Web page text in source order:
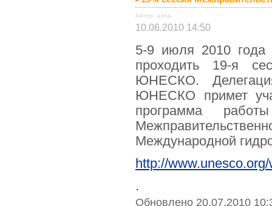
Автор: anna
10.06.2010 14:50
5-9 июля 2010
проходить 19-я
ЮНЕСКО.
ЮНЕСКО примет
программа
Международной
http://
.
Обновлено 20.07.2010